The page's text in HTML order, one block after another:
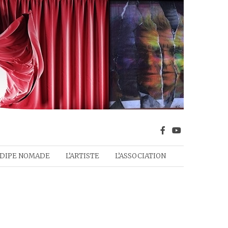
NOMADE L’ARTISTE L’ASSOCIATION